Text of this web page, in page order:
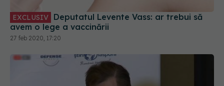
EXCLUSIV
avem o lege a vaccinării
27 feb 2020, 17:20